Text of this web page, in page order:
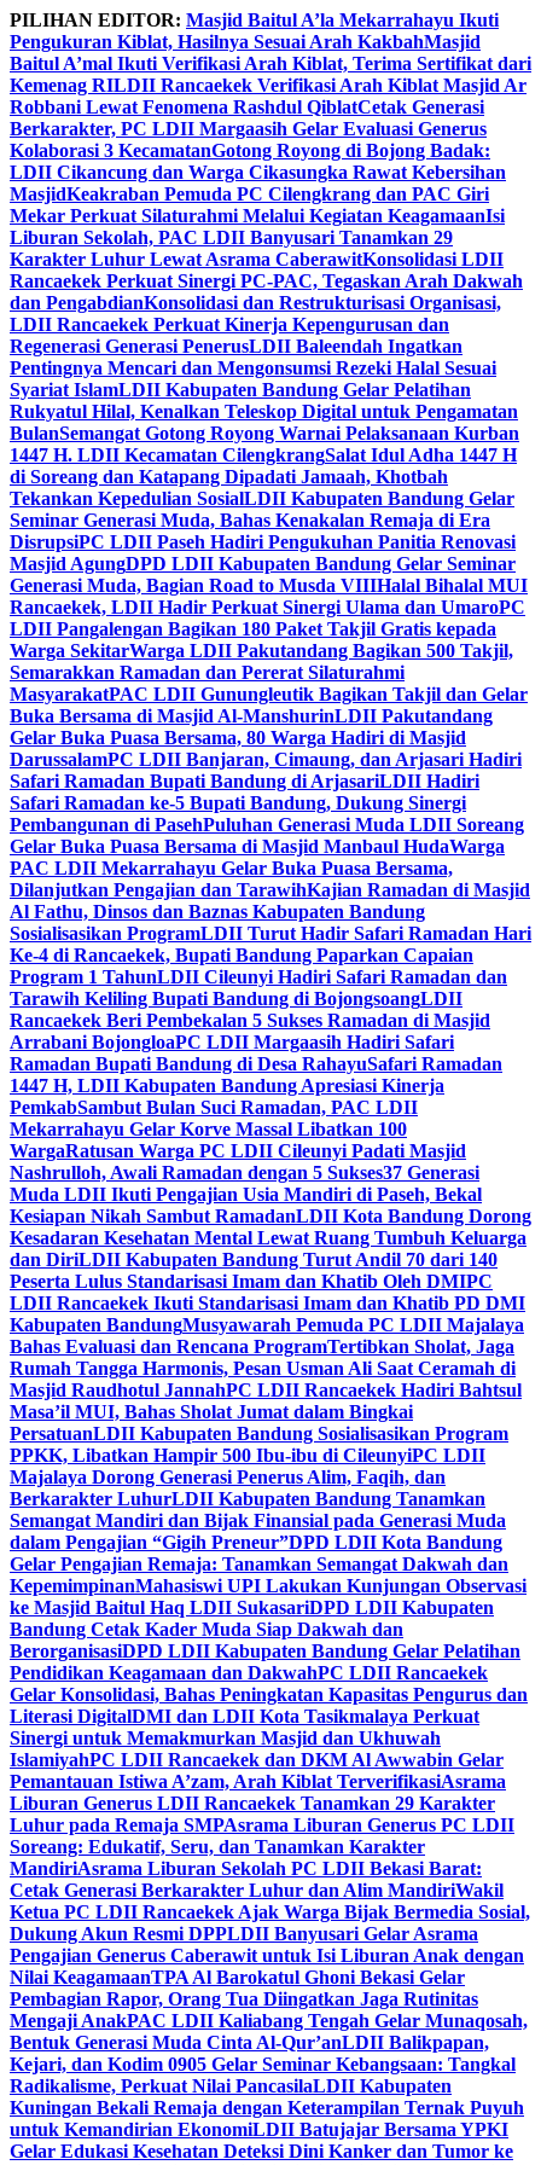
Skip
to
content
PILIHAN EDITOR: Masjid Baitul A’la Mekarrahayu Ikuti
Pengukuran Kiblat, Hasilnya Sesuai Arah KakbahMasjid
Baitul A’mal Ikuti Verifikasi Arah Kiblat, Terima Sertifikat dari
Kemenag RILDII Rancaekek Verifikasi Arah Kiblat Masjid Ar
Robbani Lewat Fenomena Rashdul QiblatCetak Generasi
Berkarakter, PC LDII Margaasih Gelar Evaluasi Generus
Kolaborasi 3 KecamatanGotong Royong di Bojong Badak:
LDII Cikancung dan Warga Cikasungka Rawat Kebersihan
MasjidKeakraban Pemuda PC Cilengkrang dan PAC Giri
Mekar Perkuat Silaturahmi Melalui Kegiatan KeagamaanIsi
Liburan Sekolah, PAC LDII Banyusari Tanamkan 29
Karakter Luhur Lewat Asrama CaberawitKonsolidasi LDII
Rancaekek Perkuat Sinergi PC-PAC, Tegaskan Arah Dakwah
dan PengabdianKonsolidasi dan Restrukturisasi Organisasi,
LDII Rancaekek Perkuat Kinerja Kepengurusan dan
Regenerasi Generasi PenerusLDII Baleendah Ingatkan
Pentingnya Mencari dan Mengonsumsi Rezeki Halal Sesuai
Syariat IslamLDII Kabupaten Bandung Gelar Pelatihan
Rukyatul Hilal, Kenalkan Teleskop Digital untuk Pengamatan
BulanSemangat Gotong Royong Warnai Pelaksanaan Kurban
1447 H. LDII Kecamatan CilengkrangSalat Idul Adha 1447 H
di Soreang dan Katapang Dipadati Jamaah, Khotbah
Tekankan Kepedulian SosialLDII Kabupaten Bandung Gelar
Seminar Generasi Muda, Bahas Kenakalan Remaja di Era
DisrupsiPC LDII Paseh Hadiri Pengukuhan Panitia Renovasi
Masjid AgungDPD LDII Kabupaten Bandung Gelar Seminar
Generasi Muda, Bagian Road to Musda VIIIHalal Bihalal MUI
Rancaekek, LDII Hadir Perkuat Sinergi Ulama dan UmaroPC
LDII Pangalengan Bagikan 180 Paket Takjil Gratis kepada
Warga SekitarWarga LDII Pakutandang Bagikan 500 Takjil,
Semarakkan Ramadan dan Pererat Silaturahmi
MasyarakatPAC LDII Gunungleutik Bagikan Takjil dan Gelar
Buka Bersama di Masjid Al-ManshurinLDII Pakutandang
Gelar Buka Puasa Bersama, 80 Warga Hadiri di Masjid
DarussalamPC LDII Banjaran, Cimaung, dan Arjasari Hadiri
Safari Ramadan Bupati Bandung di ArjasariLDII Hadiri
Safari Ramadan ke-5 Bupati Bandung, Dukung Sinergi
Pembangunan di PasehPuluhan Generasi Muda LDII Soreang
Gelar Buka Puasa Bersama di Masjid Manbaul HudaWarga
PAC LDII Mekarrahayu Gelar Buka Puasa Bersama,
Dilanjutkan Pengajian dan TarawihKajian Ramadan di Masjid
Al Fathu, Dinsos dan Baznas Kabupaten Bandung
Sosialisasikan ProgramLDII Turut Hadir Safari Ramadan Hari
Ke-4 di Rancaekek, Bupati Bandung Paparkan Capaian
Program 1 TahunLDII Cileunyi Hadiri Safari Ramadan dan
Tarawih Keliling Bupati Bandung di BojongsoangLDII
Rancaekek Beri Pembekalan 5 Sukses Ramadan di Masjid
Arrabani BojongloaPC LDII Margaasih Hadiri Safari
Ramadan Bupati Bandung di Desa RahayuSafari Ramadan
1447 H, LDII Kabupaten Bandung Apresiasi Kinerja
PemkabSambut Bulan Suci Ramadan, PAC LDII
Mekarrahayu Gelar Korve Massal Libatkan 100
WargaRatusan Warga PC LDII Cileunyi Padati Masjid
Nashrulloh, Awali Ramadan dengan 5 Sukses37 Generasi
Muda LDII Ikuti Pengajian Usia Mandiri di Paseh, Bekal
Kesiapan Nikah Sambut RamadanLDII Kota Bandung Dorong
Kesadaran Kesehatan Mental Lewat Ruang Tumbuh Keluarga
dan DiriLDII Kabupaten Bandung Turut Andil 70 dari 140
Peserta Lulus Standarisasi Imam dan Khatib Oleh DMIPC
LDII Rancaekek Ikuti Standarisasi Imam dan Khatib PD DMI
Kabupaten BandungMusyawarah Pemuda PC LDII Majalaya
Bahas Evaluasi dan Rencana ProgramTertibkan Sholat, Jaga
Rumah Tangga Harmonis, Pesan Usman Ali Saat Ceramah di
Masjid Raudhotul JannahPC LDII Rancaekek Hadiri Bahtsul
Masa’il MUI, Bahas Sholat Jumat dalam Bingkai
PersatuanLDII Kabupaten Bandung Sosialisasikan Program
PPKK, Libatkan Hampir 500 Ibu-ibu di CileunyiPC LDII
Majalaya Dorong Generasi Penerus Alim, Faqih, dan
Berkarakter LuhurLDII Kabupaten Bandung Tanamkan
Semangat Mandiri dan Bijak Finansial pada Generasi Muda
dalam Pengajian “Gigih Preneur”DPD LDII Kota Bandung
Gelar Pengajian Remaja: Tanamkan Semangat Dakwah dan
KepemimpinanMahasiswi UPI Lakukan Kunjungan Observasi
ke Masjid Baitul Haq LDII SukasariDPD LDII Kabupaten
Bandung Cetak Kader Muda Siap Dakwah dan
BerorganisasiDPD LDII Kabupaten Bandung Gelar Pelatihan
Pendidikan Keagamaan dan DakwahPC LDII Rancaekek
Gelar Konsolidasi, Bahas Peningkatan Kapasitas Pengurus dan
Literasi DigitalDMI dan LDII Kota Tasikmalaya Perkuat
Sinergi untuk Memakmurkan Masjid dan Ukhuwah
IslamiyahPC LDII Rancaekek dan DKM Al Awwabin Gelar
Pemantauan Istiwa A’zam, Arah Kiblat TerverifikasiAsrama
Liburan Generus LDII Rancaekek Tanamkan 29 Karakter
Luhur pada Remaja SMPAsrama Liburan Generus PC LDII
Soreang: Edukatif, Seru, dan Tanamkan Karakter
MandiriAsrama Liburan Sekolah PC LDII Bekasi Barat:
Cetak Generasi Berkarakter Luhur dan Alim MandiriWakil
Ketua PC LDII Rancaekek Ajak Warga Bijak Bermedia Sosial,
Dukung Akun Resmi DPPLDII Banyusari Gelar Asrama
Pengajian Generus Caberawit untuk Isi Liburan Anak dengan
Nilai KeagamaanTPA Al Barokatul Ghoni Bekasi Gelar
Pembagian Rapor, Orang Tua Diingatkan Jaga Rutinitas
Mengaji AnakPAC LDII Kaliabang Tengah Gelar Munaqosah,
Bentuk Generasi Muda Cinta Al-Qur’anLDII Balikpapan,
Kejari, dan Kodim 0905 Gelar Seminar Kebangsaan: Tangkal
Radikalisme, Perkuat Nilai PancasilaLDII Kabupaten
Kuningan Bekali Remaja dengan Keterampilan Ternak Puyuh
untuk Kemandirian EkonomiLDII Batujajar Bersama YPKI
Gelar Edukasi Kesehatan Deteksi Dini Kanker dan Tumor ke